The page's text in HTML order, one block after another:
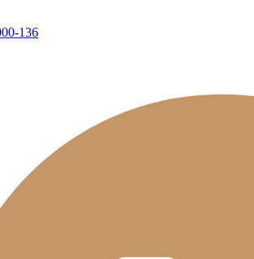
136